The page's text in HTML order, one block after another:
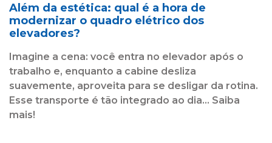
Além da estética: qual é a hora de
modernizar o quadro elétrico dos
elevadores?
Imagine a cena: você entra no elevador após o
trabalho e, enquanto a cabine desliza
suavemente, aproveita para se desligar da rotina.
Esse transporte é tão integrado ao dia... Saiba
mais!